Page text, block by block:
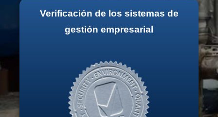
Verificación de los sistemas de
gestión empresarial